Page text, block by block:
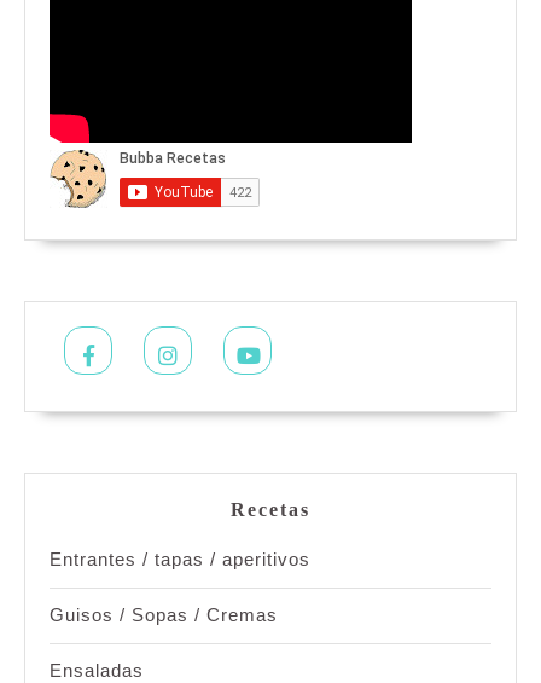
Facebook Instagram
Recetas
Entrantes / tapas / aperitivos
Guisos / Sopas / Cremas
Ensaladas